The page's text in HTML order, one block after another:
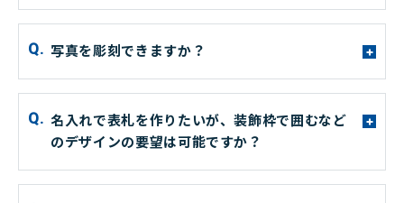
写真を彫刻できますか？
名入れで表札を作りたいが、装飾枠で囲むなど
のデザインの要望は可能ですか？